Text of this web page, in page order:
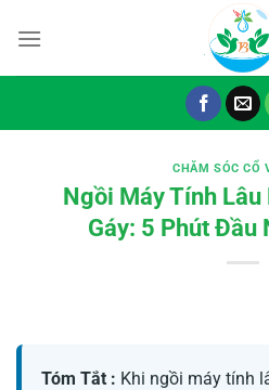
đến
CHĂM SÓC CỔ
Ngồi Máy Tính Lâu
Gáy: 5 Phút Đầu
Tóm Tắt : Khi ngồi máy tính